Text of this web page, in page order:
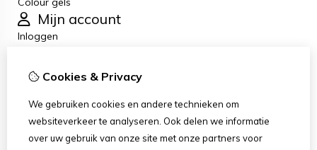
Mijn account
Inloggen
Verlanglijst
Klantenservice
Contact
Retourneren
Cookies & Privacy
We gebruiken cookies en andere technieken om
websiteverkeer te analyseren. Ook delen we informatie
over uw gebruik van onze site met onze partners voor